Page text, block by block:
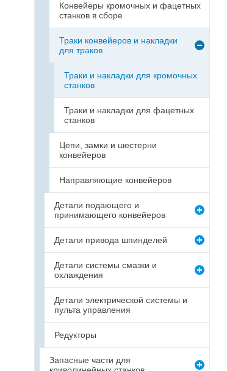
Конвейеры кромочных и фацетных
станков в сборе
Траки конвейеров и накладки
для траков
Траки и накладки для кромочных
станков
Траки и накладки для фацетных
станков
Цепи, замки и шестерни
конвейеров
Направляющие конвейеров
Детали подающего и
принимающего конвейеров
Детали привода шпинделей
Детали системы смазки и
охлаждения
Детали электрической системы и
пульта управления
Редукторы
Запасные части для